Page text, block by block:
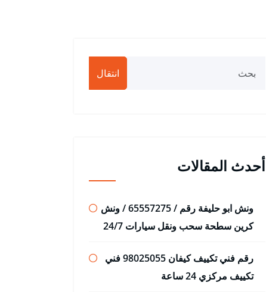
انتقال
أحدث المقالات
ونش ابو حليفة رقم / 65557275 / ونش
كرين سطحة سحب ونقل سيارات 24/7
رقم فني تكييف كيفان 98025055 فني
تكييف مركزي 24 ساعة